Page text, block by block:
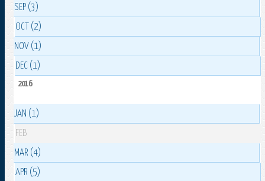
SEP (3)
OCT (2)
NOV (1)
DEC (1)
2016
JAN (1)
FEB
MAR (4)
APR (5)